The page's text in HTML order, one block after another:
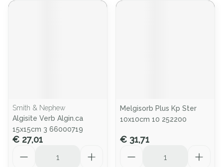
Smith & Nephew
Algisite Verb Algin.ca
15x15cm 3 66000719
€ 27,01
Melgisorb Plus Kp Ster
10x10cm 10 252200
€ 31,71